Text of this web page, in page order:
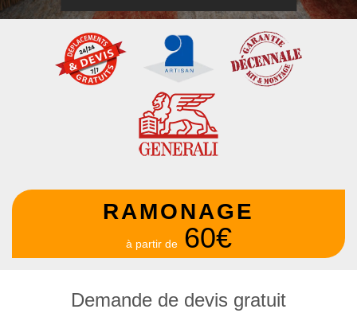
RAMONAGE
à partir de 60€
Demande de devis gratuit